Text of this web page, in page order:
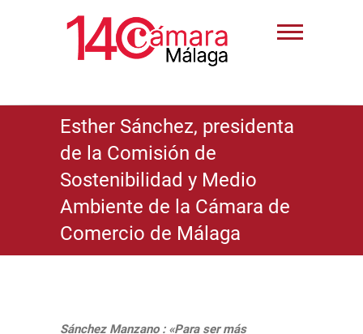
Esther Sánchez, presidenta
de la Comisión de
Sostenibilidad y Medio
Ambiente de la Cámara de
Comercio de Málaga
Sánchez Manzano : «Para ser más